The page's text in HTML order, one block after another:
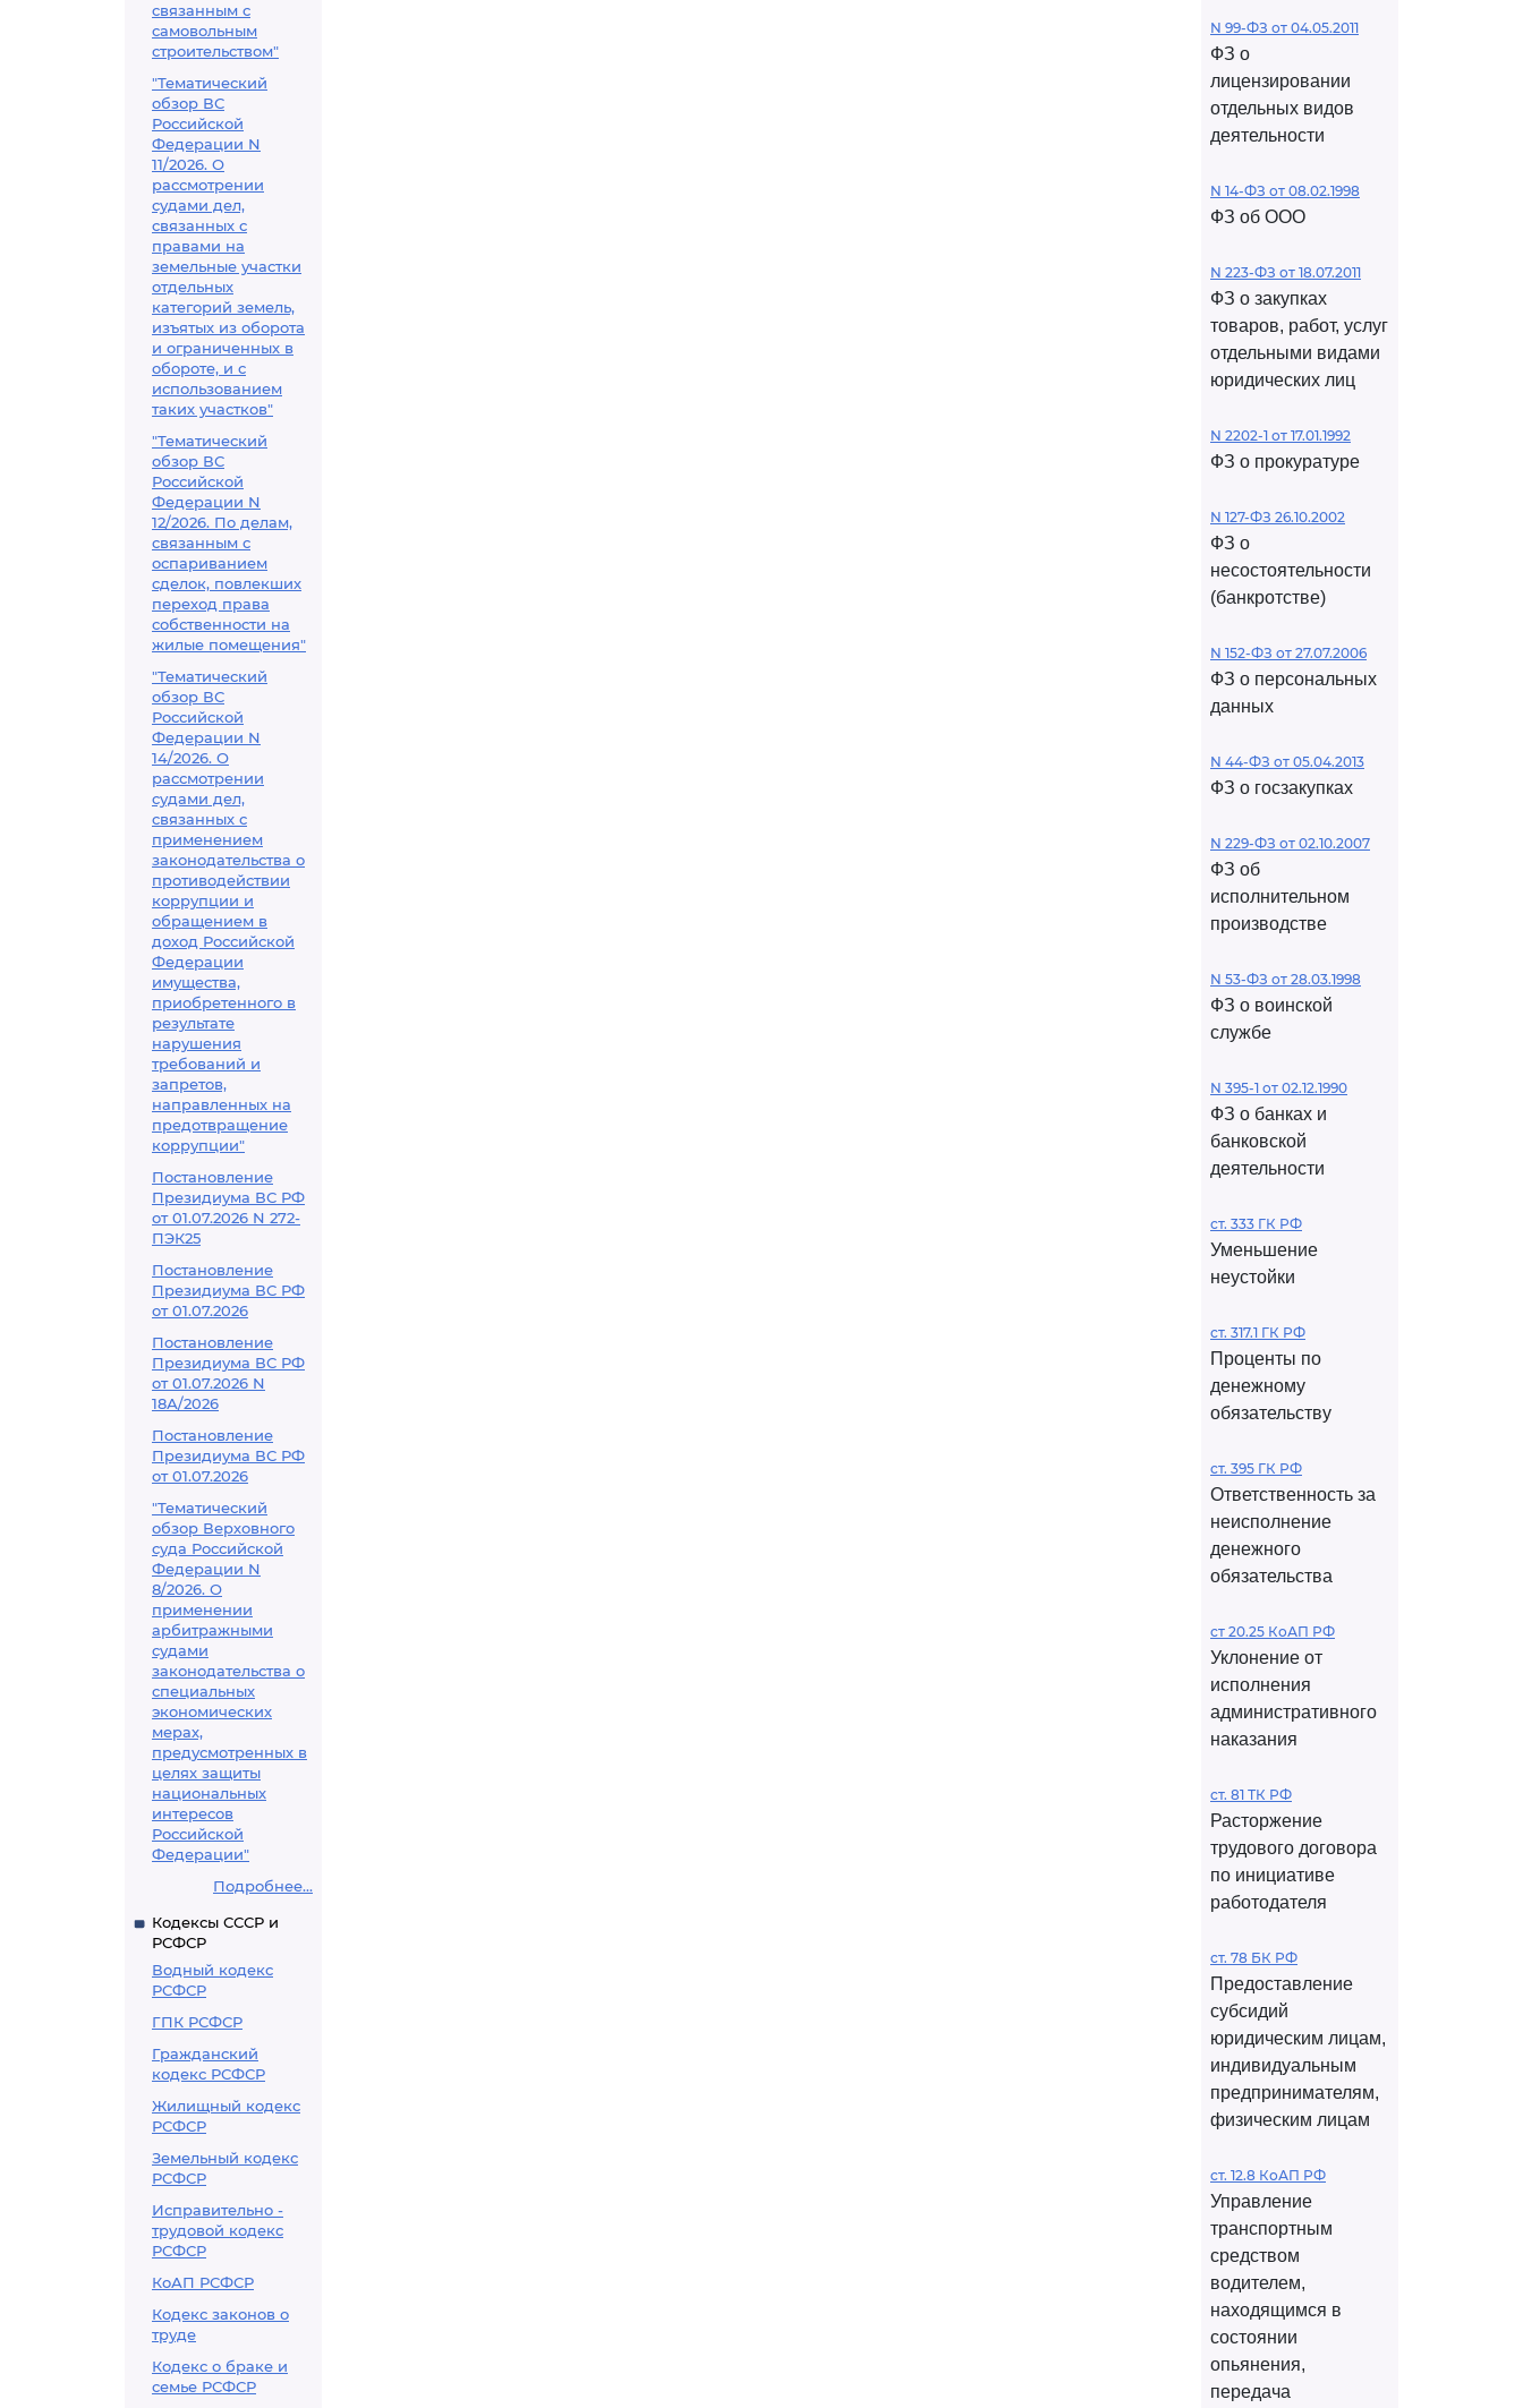
связанным с
самовольным
строительством"
"Тематический
обзор ВС
Российской
Федерации N
11/2026. О
рассмотрении
судами дел,
связанных с
правами на
земельные участки
отдельных
категорий земель,
изъятых из оборота
и ограниченных в
обороте, и с
использованием
таких участков"
"Тематический
обзор ВС
Российской
Федерации N
12/2026. По делам,
связанным с
оспариванием
сделок, повлекших
переход права
собственности на
жилые помещения"
"Тематический
обзор ВС
Российской
Федерации N
14/2026. О
рассмотрении
судами дел,
связанных с
применением
законодательства о
противодействии
коррупции и
обращением в
доход Российской
Федерации
имущества,
приобретенного в
результате
нарушения
требований и
запретов,
направленных на
предотвращение
коррупции"
Постановление
Президиума ВС РФ
от 01.07.2026 N 272-
ПЭК25
Постановление
Президиума ВС РФ
от 01.07.2026
Постановление
Президиума ВС РФ
от 01.07.2026 N
18А/2026
Постановление
Президиума ВС РФ
от 01.07.2026
"Тематический
обзор Верховного
суда Российской
Федерации N
8/2026. О
применении
арбитражными
судами
законодательства о
специальных
экономических
мерах,
предусмотренных в
целях защиты
национальных
интересов
Российской
Федерации"
Подробнее...
Кодексы СССР и
РСФСР
Водный кодекс
РСФСР
ГПК РСФСР
Гражданский
кодекс РСФСР
Жилищный кодекс
РСФСР
Земельный кодекс
РСФСР
Исправительно -
трудовой кодекс
РСФСР
КоАП РСФСР
Кодекс законов о
труде
Кодекс о браке и
семье РСФСР
N 99-ФЗ от 04.05.2011
ФЗ о
лицензировании
отдельных видов
деятельности
N 14-ФЗ от 08.02.1998
ФЗ об ООО
N 223-ФЗ от 18.07.2011
ФЗ о закупках
товаров, работ, услуг
отдельными видами
юридических лиц
N 2202-1 от 17.01.1992
ФЗ о прокуратуре
N 127-ФЗ 26.10.2002
ФЗ о
несостоятельности
(банкротстве)
N 152-ФЗ от 27.07.2006
ФЗ о персональных
данных
N 44-ФЗ от 05.04.2013
ФЗ о госзакупках
N 229-ФЗ от 02.10.2007
ФЗ об
исполнительном
производстве
N 53-ФЗ от 28.03.1998
ФЗ о воинской
службе
N 395-1 от 02.12.1990
ФЗ о банках и
банковской
деятельности
ст. 333 ГК РФ
Уменьшение
неустойки
ст. 317.1 ГК РФ
Проценты по
денежному
обязательству
ст. 395 ГК РФ
Ответственность за
неисполнение
денежного
обязательства
ст 20.25 КоАП РФ
Уклонение от
исполнения
административного
наказания
ст. 81 ТК РФ
Расторжение
трудового договора
по инициативе
работодателя
ст. 78 БК РФ
Предоставление
субсидий
юридическим лицам,
индивидуальным
предпринимателям,
физическим лицам
ст. 12.8 КоАП РФ
Управление
транспортным
средством
водителем,
находящимся в
состоянии
опьянения,
передача